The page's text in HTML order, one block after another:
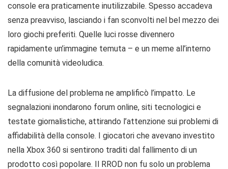
console era praticamente inutilizzabile. Spesso accadeva
senza preavviso, lasciando i fan sconvolti nel bel mezzo dei
loro giochi preferiti. Quelle luci rosse divennero
rapidamente un’immagine temuta – e un meme all’interno
della comunità videoludica.
La diffusione del problema ne amplificò l’impatto. Le
segnalazioni inondarono forum online, siti tecnologici e
testate giornalistiche, attirando l’attenzione sui problemi di
affidabilità della console. I giocatori che avevano investito
nella Xbox 360 si sentirono traditi dal fallimento di un
prodotto così popolare. Il RROD non fu solo un problema